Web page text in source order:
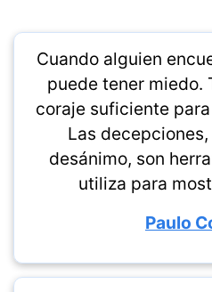
Cuando alguien
puede tener miedo.
coraje suficiente
Las
desánimo, son
utiliza para
Paulo